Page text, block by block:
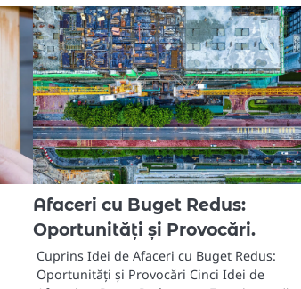
Afaceri cu Buget Redus:
Oportunități și Provocări.
Cuprins Idei de Afaceri cu Buget Redus:
Oportunități și Provocări Cinci Idei de